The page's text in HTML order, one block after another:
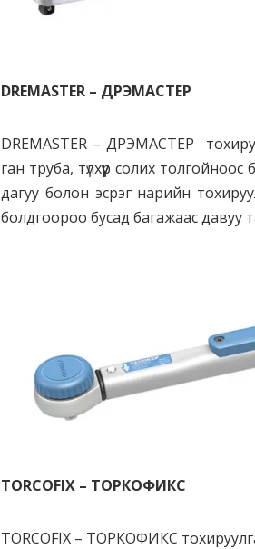
DREMASTER – ДРЭМАСТЕР
DREMASTER – ДРЭМАСТЕР
ган труба, түлхүүр солих
дагуу болон эсрэг нарийн
болдгоороо бусад багажаас давуу
TORCOFIX – ТОРКОФИКС
TORCOFIX – ТОРКОФИКС